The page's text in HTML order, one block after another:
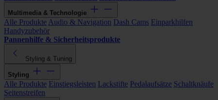
Multimedia & Technologie
Alle Produkte Audio & Navigation Dash Cams Einparkhilfen
Handyzubehör
Pannenhilfe & Sicherheitsprodukte
Styling & Tuning
Styling
Alle Produkte Einstiegsleisten Lackstifte Pedalaufsätze Schaltknäufe
Seitenstreifen